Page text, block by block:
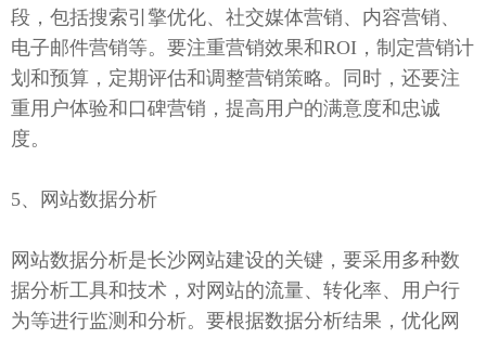
段，包括搜索引擎优化、社交媒体营销、内容营销、
电子邮件营销等。要注重营销效果和ROI，制定营销计
划和预算，定期评估和调整营销策略。同时，还要注
重用户体验和口碑营销，提高用户的满意度和忠诚
度。
5、网站数据分析
网站数据分析是长沙网站建设的关键，要采用多种数
据分析工具和技术，对网站的流量、转化率、用户行
为等进行监测和分析。要根据数据分析结果，优化网